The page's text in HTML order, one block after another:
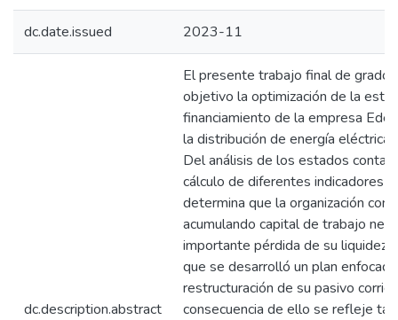
dc.date.issued 2023-11
dc.description.abstract
El presente trabajo final de grado
objetivo la optimización de la
financiamiento de la empresa
la distribución de energía eléctrica
Del análisis de los estados
cálculo de diferentes indicadores
determina que la organización
acumulando capital de trabajo
importante pérdida de su liquidez
que se desarrolló un plan
restructuración de su pasivo
consecuencia de ello se refleje